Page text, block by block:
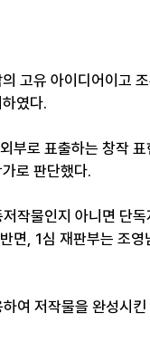
고유 아이디어이고
였다.
부로 표출하는 창작 표
로 판단했다.
작물인지 아니면 단독
면, 1심 재판부는 조영
여 저작물을 완성시